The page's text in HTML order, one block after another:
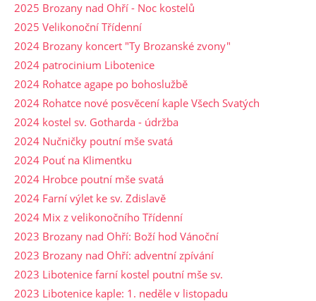
2025 Brozany nad Ohří - Noc kostelů
2025 Velikonoční Třídenní
2024 Brozany koncert "Ty Brozanské zvony"
2024 patrocinium Libotenice
2024 Rohatce agape po bohoslužbě
2024 Rohatce nové posvěcení kaple Všech Svatých
2024 kostel sv. Gotharda - údržba
2024 Nučničky poutní mše svatá
2024 Pouť na Klimentku
2024 Hrobce poutní mše svatá
2024 Farní výlet ke sv. Zdislavě
2024 Mix z velikonočního Třídenní
2023 Brozany nad Ohří: Boží hod Vánoční
2023 Brozany nad Ohří: adventní zpívání
2023 Libotenice farní kostel poutní mše sv.
2023 Libotenice kaple: 1. neděle v listopadu